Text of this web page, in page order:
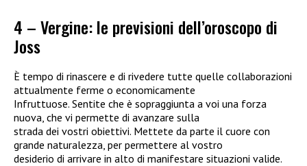
4 – Vergine: le previsioni dell’oroscopo di
Joss
È tempo di rinascere e di rivedere tutte quelle collaborazioni
attualmente ferme o economicamente
Infruttuose. Sentite che è sopraggiunta a voi una forza
nuova, che vi permette di avanzare sulla
strada dei vostri obiettivi. Mettete da parte il cuore con
grande naturalezza, per permettere al vostro
desiderio di arrivare in alto di manifestare situazioni valide.